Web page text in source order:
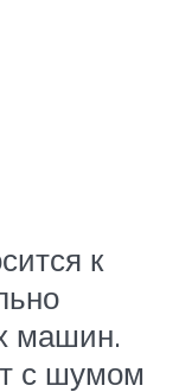
к
машин.
с шумом